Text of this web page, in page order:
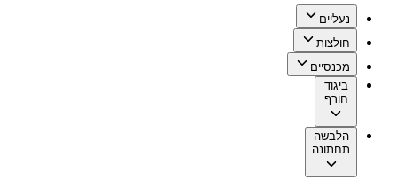
נעליים
חולצות
מכנסיים
ביגוד
חורף
הלבשה
תחתונה